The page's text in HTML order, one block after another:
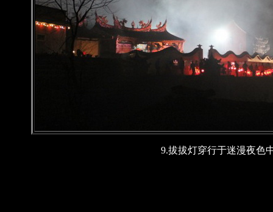
9.拔拔灯穿行于迷漫夜色